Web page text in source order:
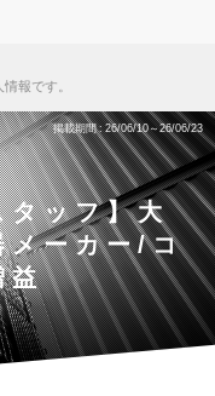
報です。
掲載期間 26/06/10～26/06/23
タッフ】大
メーカー/コ
益